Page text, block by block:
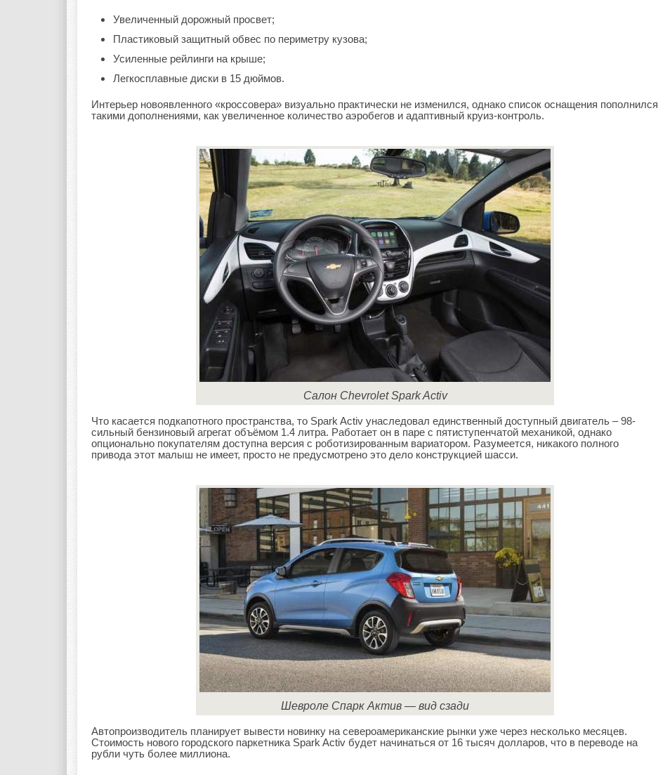
Увеличенный дорожный просвет;
Пластиковый защитный обвес по периметру кузова;
Усиленные рейлинги на крыше;
Легкосплавные диски в 15 дюймов.
Интерьер новоявленного «кроссовера» визуально практически не изменился, однако список оснащения пополнился
такими дополнениями, как увеличенное количество аэробегов и адаптивный круиз-контроль.
Салон Chevrolet Spark Activ
Что касается подкапотного пространства, то Spark Activ унаследовал единственный доступный двигатель – 98-
сильный бензиновый агрегат объёмом 1.4 литра. Работает он в паре с пятиступенчатой механикой, однако
опционально покупателям доступна версия с роботизированным вариатором. Разумеется, никакого полного
привода этот малыш не имеет, просто не предусмотрено это дело конструкцией шасси.
Шевроле Спарк Актив — вид сзади
Автопроизводитель планирует вывести новинку на североамериканские рынки уже через несколько месяцев.
Стоимость нового городского паркетника Spark Activ будет начинаться от 16 тысяч долларов, что в переводе на
рубли чуть более миллиона.